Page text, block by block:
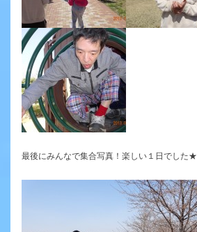
最後にみんなで集合写真！楽しい１日でした★